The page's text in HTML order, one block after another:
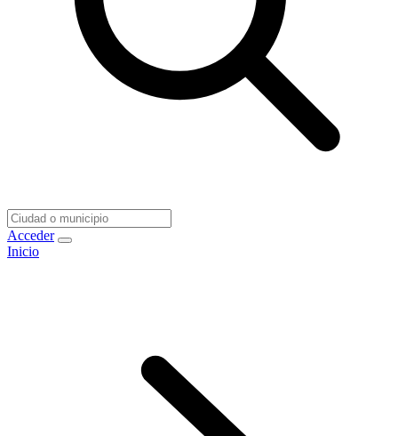
Acceder
Inicio